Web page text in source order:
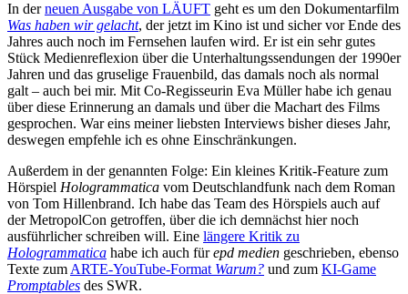
In derneuen Ausgabe von LÄUFT geht es um den Dokumentarfilm
Was haben wir gelacht, der jetzt im Kino ist und sicher vor Ende des
Jahres auch noch im Fernsehen laufen wird. Er ist ein sehr gutes
Stück Medienreflexion über die Unterhaltungssendungen der 1990er
Jahren und das gruselige Frauenbild, das damals noch als normal
galt – auch bei mir. Mit Co-Regisseurin Eva Müller habe ich genau
über diese Erinnerung an damals und über die Machart des Films
gesprochen. War eins meiner liebsten Interviews bisher dieses Jahr,
deswegen empfehle ich es ohne Einschränkungen.
Außerdem in der genannten Folge: Ein kleines Kritik-Feature zum
Hörspiel Hologrammatica vom Deutschlandfunk nach dem Roman
von Tom Hillenbrand. Ich habe das Team des Hörspiels auch auf
der MetropolCon getroffen, über die ich demnächst hier noch
ausführlicher schreiben will. Eine längere Kritik zu
Hologrammatica habe ich auch fürepd medien geschrieben, ebenso
Texte zum ARTE-YouTube-Format Warum? und zum KI-Game
Promptables des SWR.